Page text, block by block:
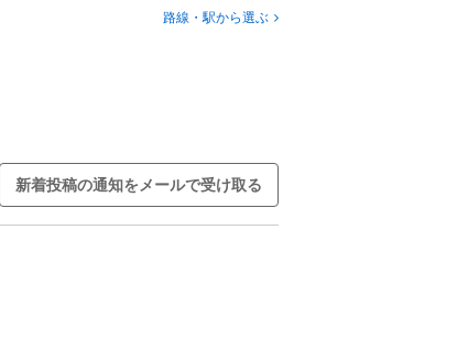
路線・駅から選ぶ
新着投稿の通知をメールで受け取る